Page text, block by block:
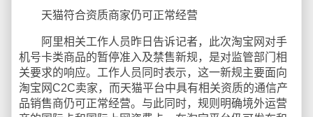
天猫符合资质商家仍可正常经营
阿里相关工作人员昨日告诉记者，此次淘宝网对手
机号卡类商品的暂停准入及禁售新规，是对监管部门相
关要求的响应。工作人员同时表示，这一新规主要面向
淘宝网C2C卖家，而天猫平台中具有相关资质的通信产
品销售商仍可正常经营。与此同时，规则明确境外运营